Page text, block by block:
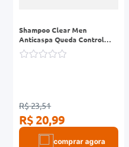
Shampoo Clear Men
Anticaspa Queda Control
Frasco 200ml
R$ 23,51
R$ 20,99
comprar agora